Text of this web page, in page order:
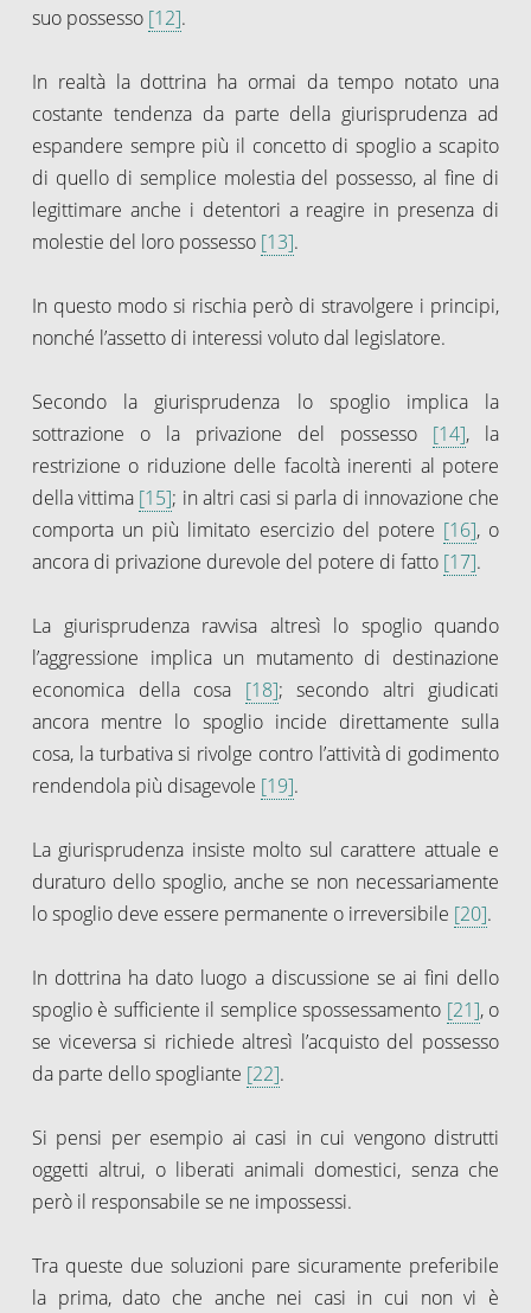
suo possesso [12].
In realtà la dottrina ha ormai da tempo notato una
costante tendenza da parte della giurisprudenza ad
espandere sempre più il concetto di spoglio a scapito
di quello di semplice molestia del possesso, al fine di
legittimare anche i detentori a reagire in presenza di
molestie del loro possesso [13].
In questo modo si rischia però di stravolgere i principi,
nonché l’assetto di interessi voluto dal legislatore.
Secondo la giurisprudenza lo spoglio implica la
sottrazione o la privazione del possesso [14], la
restrizione o riduzione delle facoltà inerenti al potere
della vittima [15]; in altri casi si parla di innovazione che
comporta un più limitato esercizio del potere [16], o
ancora di privazione durevole del potere di fatto [17].
La giurisprudenza ravvisa altresì lo spoglio quando
l’aggressione implica un mutamento di destinazione
economica della cosa [18]; secondo altri giudicati
ancora mentre lo spoglio incide direttamente sulla
cosa, la turbativa si rivolge contro l’attività di godimento
rendendola più disagevole [19].
La giurisprudenza insiste molto sul carattere attuale e
duraturo dello spoglio, anche se non necessariamente
lo spoglio deve essere permanente o irreversibile [20].
In dottrina ha dato luogo a discussione se ai fini dello
spoglio è sufficiente il semplice spossessamento [21], o
se viceversa si richiede altresì l’acquisto del possesso
da parte dello spogliante [22].
Si pensi per esempio ai casi in cui vengono distrutti
oggetti altrui, o liberati animali domestici, senza che
però il responsabile se ne impossessi.
Tra queste due soluzioni pare sicuramente preferibile
la prima, dato che anche nei casi in cui non vi è